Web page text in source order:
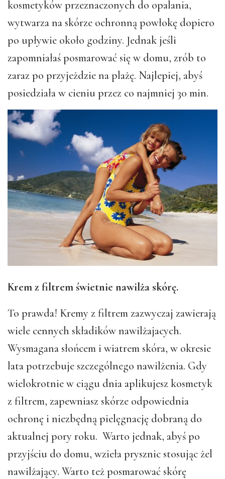
kosmetyków przeznaczonych do opalania,
wytwarza na skórze ochronną powłokę dopiero
po upływie około godziny. Jednak jeśli
zapomniałaś posmarować się w domu, zrób to
zaraz po przyjeżdzie na plażę. Najlepiej, abyś
posiedziała w cieniu przez co najmniej 30 min.
Krem z filtrem świetnie nawilża skórę.
To prawda! Kremy z filtrem zazwyczaj zawierają
wiele cennych składików nawilżajacych.
Wysmagana słońcem i wiatrem skóra, w okresie
lata potrzebuje szczególnego nawilżenia. Gdy
wielokrotnie w ciągu dnia aplikujesz kosmetyk
z filtrem, zapewniasz skórze odpowiednia
ochronę i niezbędną pielęgnację dobraną do
aktualnej pory roku. Warto jednak, abyś po
przyjściu do domu, wzieła prysznic stosując żel
nawilżający. Warto też posmarować skórę